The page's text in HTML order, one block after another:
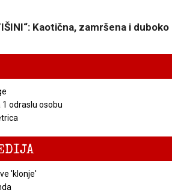
Kaotična, zamršena i duboko
odraslu osobu
'klonje'